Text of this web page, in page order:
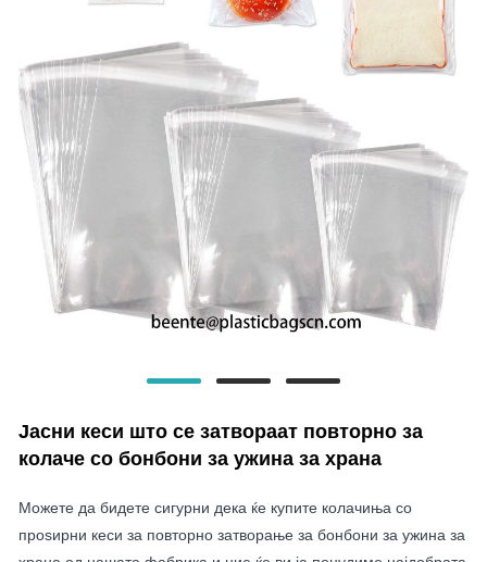
Јасни кеси што се затвораат повторно за
колаче со бонбони за ужина за храна
Можете да бидете сигурни дека ќе купите колачиња со
проѕирни кеси за повторно затворање за бонбони за ужина за